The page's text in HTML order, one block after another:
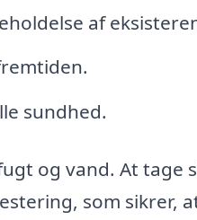
af
sundhed.
og vand. At tage
som sikrer,